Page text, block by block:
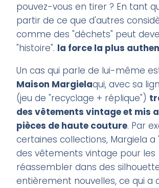
pouvez-vous en tirer ? En tant
partir de ce que d'autres
comme des "déchets" peut
"histoire". la force la plus
Un cas qui parle de lui-même
Maison Margielaqui, avec sa
(jeu de "recyclage + réplique")
des vêtements vintage et mis
pièces de haute couture. Par
certaines collections, Margiela a
des vêtements vintage pour les
réassembler dans des
entièrement nouvelles, ce qui a